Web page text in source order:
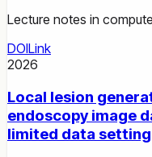
Lecture notes in
DOILink
2026
Local lesion
endoscopy image
limited data setting